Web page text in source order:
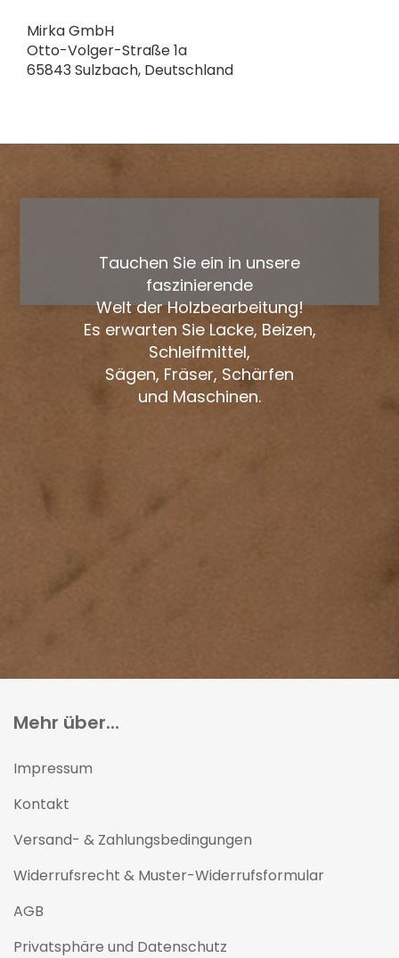
Mirka GmbH
Otto-Volger-Straße 1a
65843 Sulzbach, Deutschland
Tauchen Sie ein in unsere
faszinierende
Welt der Holzbearbeitung!
Es erwarten Sie Lacke, Beizen,
Schleifmittel,
Sägen, Fräser, Schärfen
und Maschinen.
Mehr über...
Impressum
Kontakt
Versand- & Zahlungsbedingungen
Widerrufsrecht & Muster-Widerrufsformular
AGB
Privatsphäre und Datenschutz